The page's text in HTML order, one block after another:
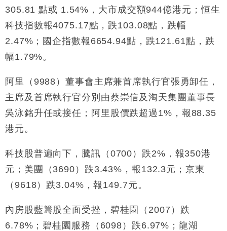
17:33
財經｜滙豐上調香港今年GDP預測至4.5% 看好貿易
損失近6900萬元
16:05
財經｜日經失守6.5萬點後回穩 全周仍升近2%
15:47
財經｜恒隆10月換帥 玩具「反」斗城亞洲CEO蔡德
粦接任
15:11
財經｜韓股反覆波動收跌 連挫7周創逾3年最長跌勢
13:44
12:44
財經｜日本春季三度入市撐日圓 4月單日斥6.28萬億
日圓干預創新高
11:12
國際｜特朗普料美伊戰事快結束 承認部分彈藥庫存緊
15:59
財經｜SA售股自救後再出手 斥4億美元押注未上市公
司
305.81 點或 1.54%，大市成交額944億港元；恒生
科技指數報4075.17點，跌103.08點，跌幅
2.47%；國企指數報6654.94點，跌121.61點，跌
幅1.79%。
阿里（9988）董事會主席兼首席執行官張勇卸任，
主席及首席執行官分別由蔡崇信及淘天集團董事長
吳泳銘升任或接任；阿里股價跌超過1%，報88.35
港元。
科技股普遍向下，騰訊（0700）跌2%，報350港
元；美團（3690）跌3.43%，報132.3元；京東
（9618）跌3.04%，報149.7元。
內房股藍籌股全面受挫，碧桂園（2007）跌
6.78%；碧桂園服務（6098）跌6.97%；龍湖